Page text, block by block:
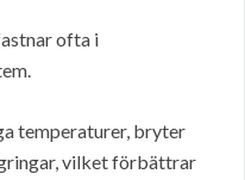
ofta i
temperaturer, bryter
vilket förbättrar